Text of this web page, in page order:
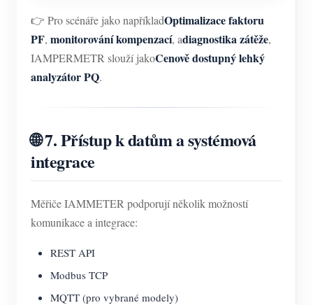
👉 Pro scénáře jako napříkladOptimalizace faktoru
PF, monitorování kompenzací, adiagnostika zátěže,
IAMPERMETR slouží jakoCenově dostupný lehký
analyzátor PQ.
🌐 7. Přístup k datům a systémová
integrace
Měřiče IAMMETER podporují několik možností
komunikace a integrace:
REST API
Modbus TCP
MQTT (pro vybrané modely)